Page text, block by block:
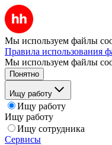
Мы используем файлы
Правила использования
Мы используем файлы
Понятно
Ищу работу
Ищу работу
Ищу работу
Ищу сотрудника
Сервисы